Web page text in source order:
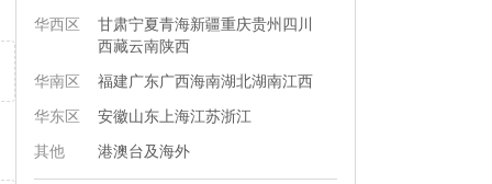
华西区
甘肃宁夏青海新疆重庆贵州四川
西藏云南陕西
华南区
福建广东广西海南湖北湖南江西
华东区
安徽山东上海江苏浙江
其他
港澳台及海外